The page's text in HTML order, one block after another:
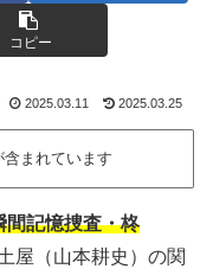
コピー
2025.03.11 2025.03.25
まれています
間記憶捜査・柊
屋（山本耕史）の関